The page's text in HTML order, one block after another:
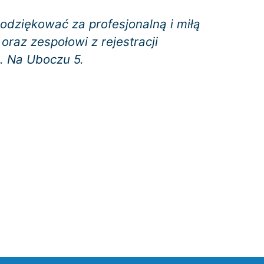
za profesjonalną i miłą
zespołowi z rejestracji
Na Uboczu 5.